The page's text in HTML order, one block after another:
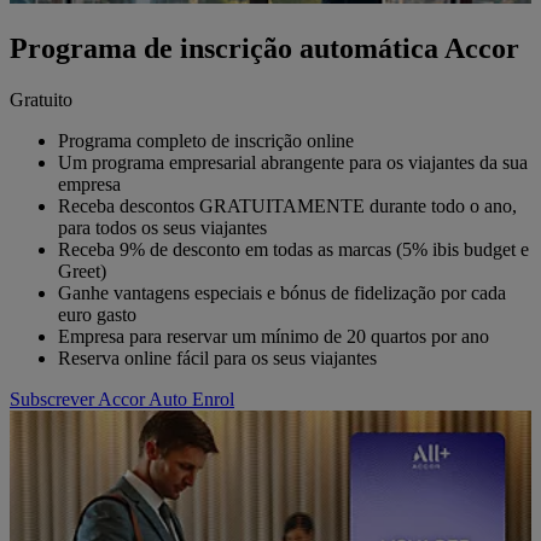
Programa de inscrição automática Accor
Gratuito
Programa completo de inscrição online
Um programa empresarial abrangente para os viajantes da sua
empresa
Receba descontos GRATUITAMENTE durante todo o ano,
para todos os seus viajantes
Receba 9% de desconto em todas as marcas (5% ibis budget e
Greet)
Ganhe vantagens especiais e bónus de fidelização por cada
euro gasto
Empresa para reservar um mínimo de 20 quartos por ano
Reserva online fácil para os seus viajantes
Subscrever Accor Auto Enrol